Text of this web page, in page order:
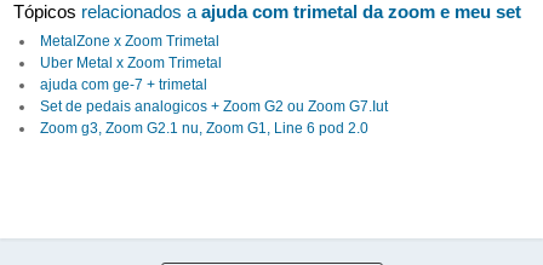
Tópicos relacionados aajuda com trimetal da zoom e meu set
MetalZone x Zoom Trimetal
Uber Metal x Zoom Trimetal
ajuda com ge-7 + trimetal
Set de pedais analogicos + Zoom G2 ou Zoom G7.Iut
Zoom g3, Zoom G2.1 nu, Zoom G1, Line 6 pod 2.0